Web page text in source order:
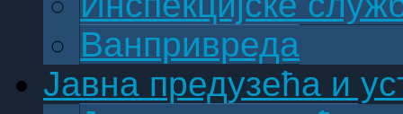
Ванпривреда
Јавна предузећа и